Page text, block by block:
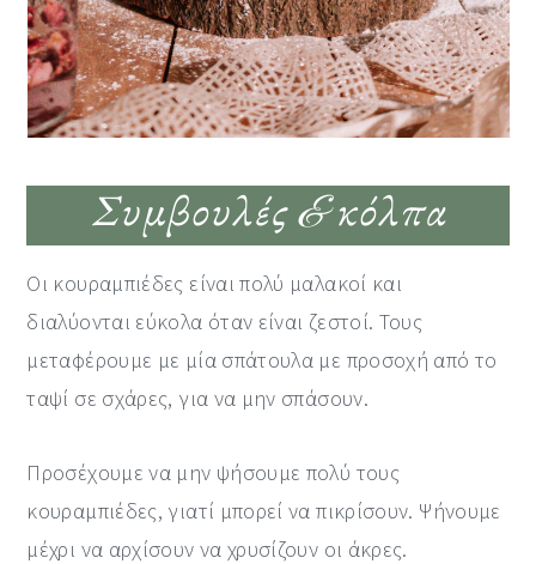
Συμβουλές & κόλπα
Οι κουραμπιέδες είναι πολύ μαλακοί και
διαλύονται εύκολα όταν είναι ζεστοί. Τους
μεταφέρουμε με μία σπάτουλα με προσοχή από το
ταψί σε σχάρες, για να μην σπάσουν.
Προσέχουμε να μην ψήσουμε πολύ τους
κουραμπιέδες, γιατί μπορεί να πικρίσουν. Ψήνουμε
μέχρι να αρχίσουν να χρυσίζουν οι άκρες.